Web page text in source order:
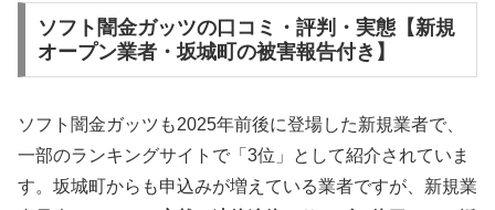
ソフト闇金ガッツの口コミ・評判・実態【新規
オープン業者・坂城町の被害報告付き】
ソフト闇金ガッツも2025年前後に登場した新規業者で、
一部のランキングサイトで「3位」として紹介されていま
す。坂城町からも申込みが増えている業者ですが、新規業